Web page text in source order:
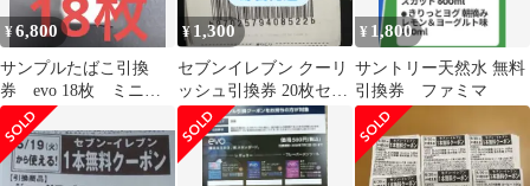
¥6,800
サンプルたばこ引換
券 evo 18枚 ミニス
トップ
¥ 1,300
セブンイレブン クーリ
ッシュ引換券 20枚セッ
ト
¥ 1,800
サントリー天然水 無料
引換券 ファミマ